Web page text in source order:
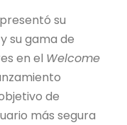
su
su gama de
en el Welcome
de
más segura